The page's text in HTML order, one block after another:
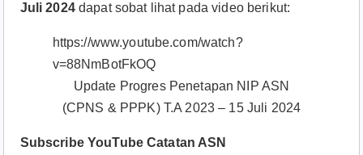
Juli 2024dapat sobat lihat pada video berikut:
https://www.youtube.com/watch?
v=88NmBotFkOQ
Update Progres Penetapan NIP ASN
(CPNS & PPPK) T.A 2023 – 15 Juli 2024
Subscribe YouTube Catatan ASN